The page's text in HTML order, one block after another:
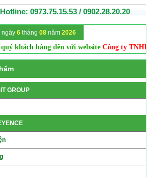
Hotline: 0973.75.15.53 / 0902.28.20.20
ngày 6tháng 08năm 2026
khách hàng đến với websiteCông ty TNHH
GROUP